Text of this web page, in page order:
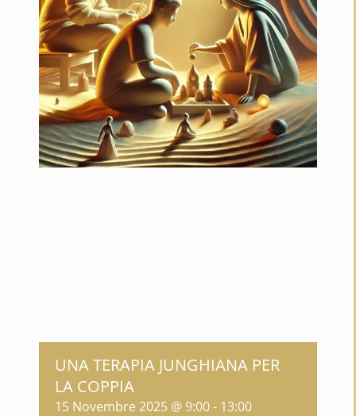
UNA TERAPIA JUNGHIANA PER
LA COPPIA
15 Novembre 2025 @ 9:00- 13:00